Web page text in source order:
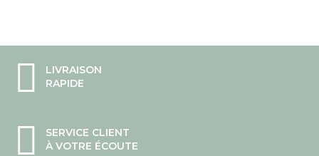
LIVRAISON
RAPIDE
SERVICE CLIENT
À VOTRE ÉCOUTE